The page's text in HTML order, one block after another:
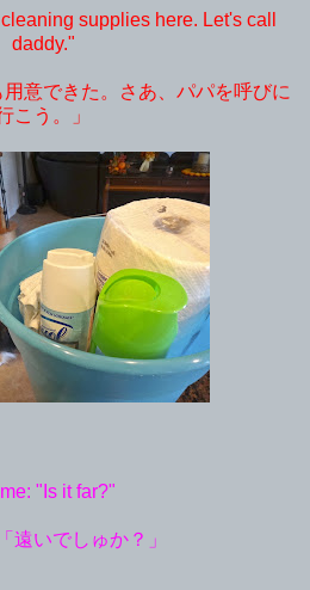
supplies here. Let's call
daddy."
意できた。さあ、パパを呼びに
こう。」
"Is it far?"
遠いでしゅか？」